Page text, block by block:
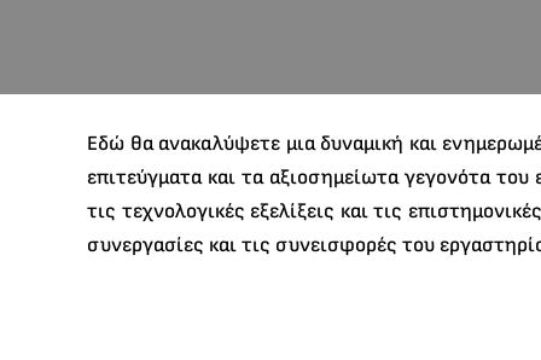
Εδώ θα ανακαλύψετε μια δυναμική και
επιτεύγματα και τα αξιοσημείωτα γεγονότα
τις τεχνολογικές εξελίξεις και τις
συνεργασίες και τις συνεισφορές του